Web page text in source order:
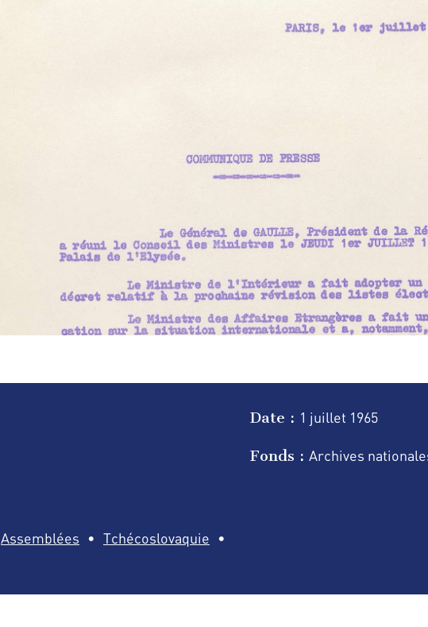
Assemblées
Tchécoslovaquie
Date : 1 juillet 1965
Fonds : Archives